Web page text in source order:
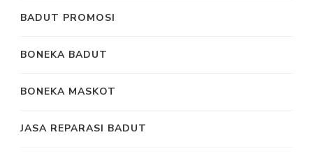
BADUT PROMOSI
BONEKA BADUT
BONEKA MASKOT
JASA REPARASI BADUT